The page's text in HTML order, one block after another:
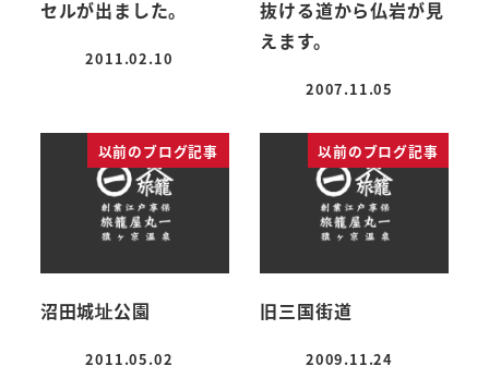
セルが出ました。
投稿日
2011.02.10
抜ける道から仏岩が見
えます。
投稿日
2007.11.05
以前のブログ記事
沼田城址公園
2011.05.02
以前のブログ記事
旧三国街道
2009.11.24